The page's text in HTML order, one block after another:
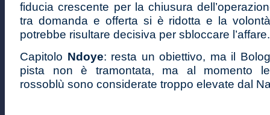
fiducia crescente per la chiusura
tra domanda e offerta si è ridotta e la
potrebbe risultare decisiva per sbloccare l’affare.
Capitolo Ndoye: resta un obiettivo, ma il
pista non è tramontata, ma al momento
rossoblù sono considerate troppo elevate dal